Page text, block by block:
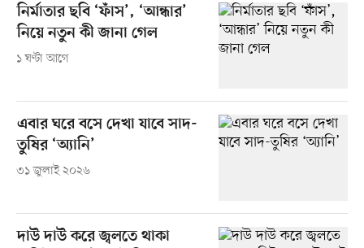
নির্মাতার ছবি ‘ফাঁস’, ‘আন্ধার’
নিয়ে নতুন কী জানা গেল
১ ঘণ্টা আগে
এবার ঘরে বসে দেখা যাবে সাদ-
তুষির ‘অ্যানি’
৩১ জুলাই ২০২৬
দাউ দাউ করে জ্বলতে থাকা